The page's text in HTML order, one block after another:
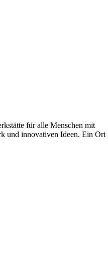
für alle Menschen mit
und innovativen Ideen. Ein Ort